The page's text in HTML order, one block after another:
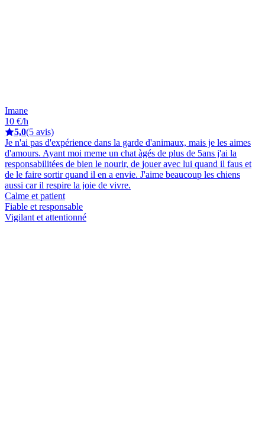
Imane
10 €/h
5,0(5 avis)
Je n'ai pas d'expérience dans la garde d'animaux, mais je les aimes
d'amours. Ayant moi meme un chat àgés de plus de 5ans j'ai la
responsabilitées de bien le nourir, de jouer avec lui quand il faus et
de le faire sortir quand il en a envie. J'aime beaucoup les chiens
aussi car il respire la joie de vivre.
Calme et patient
Fiable et responsable
Vigilant et attentionné